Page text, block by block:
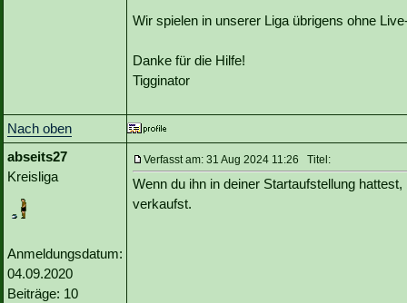
Wir spielen in unserer Liga übrigens ohne
Danke für die Hilfe!
Tigginator
Nach oben
abseits27
Kreisliga
Anmeldungsdatum:
04.09.2020
Beiträge: 10
Verfasst am: 31 Aug 2024 11:26 Titel:
Wenn du ihn in deiner Startaufstellung
verkaufst.